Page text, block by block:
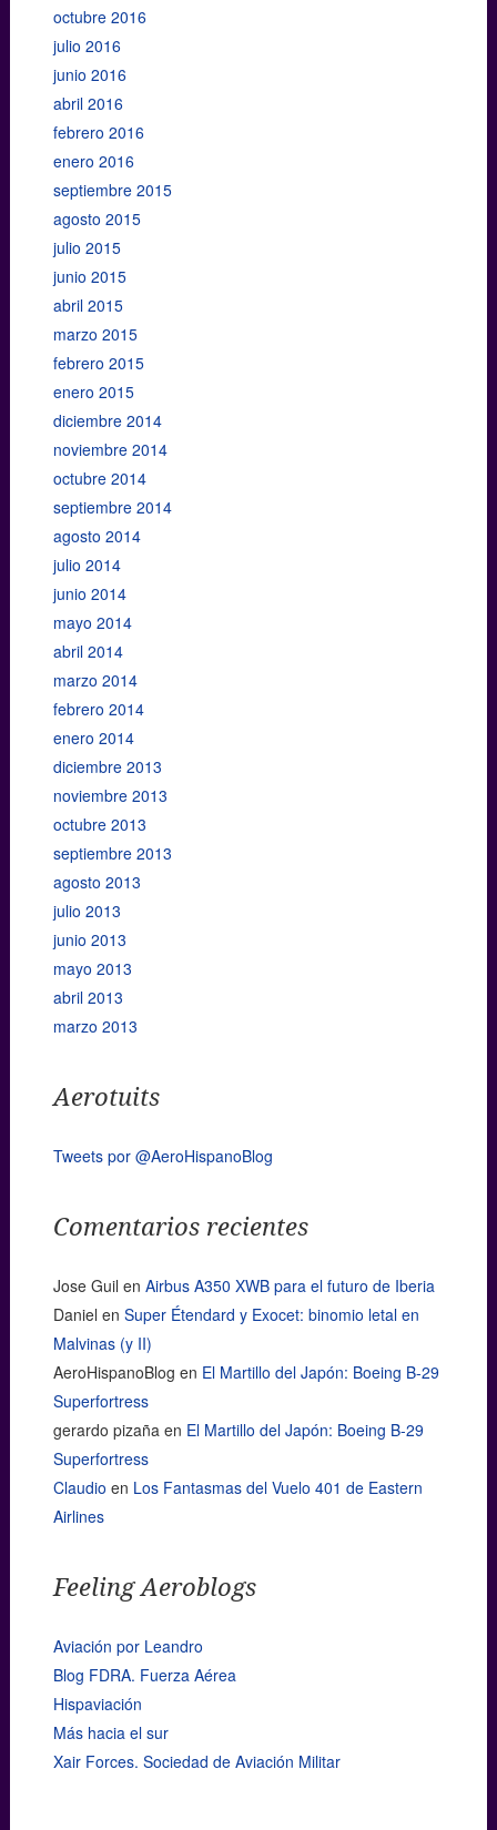
octubre 2016
julio 2016
junio 2016
abril 2016
febrero 2016
enero 2016
septiembre 2015
agosto 2015
julio 2015
junio 2015
abril 2015
marzo 2015
febrero 2015
enero 2015
diciembre 2014
noviembre 2014
octubre 2014
septiembre 2014
agosto 2014
julio 2014
junio 2014
mayo 2014
abril 2014
marzo 2014
febrero 2014
enero 2014
diciembre 2013
noviembre 2013
octubre 2013
septiembre 2013
agosto 2013
julio 2013
junio 2013
mayo 2013
abril 2013
marzo 2013
Aerotuits
Tweets por @AeroHispanoBlog
Comentarios recientes
Jose Guil en Airbus A350 XWB para el futuro de Iberia
Daniel en Super Étendard y Exocet: binomio letal en
Malvinas (y II)
AeroHispanoBlog en El Martillo del Japón: Boeing B-29
Superfortress
gerardo pizaña en El Martillo del Japón: Boeing B-29
Superfortress
Claudio en Los Fantasmas del Vuelo 401 de Eastern
Airlines
Feeling Aeroblogs
Aviación por Leandro
Blog FDRA. Fuerza Aérea
Hispaviación
Más hacia el sur
Xair Forces. Sociedad de Aviación Militar